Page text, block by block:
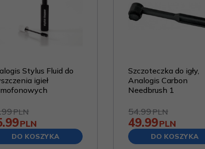
Stylus Fluid do
igieł
PLN
PLN
DO KOSZYKA
Szczoteczka do igły,
Analogis Carbon
Needbrush 1
54.99PLN
49.99PLN
DO KOSZYKA